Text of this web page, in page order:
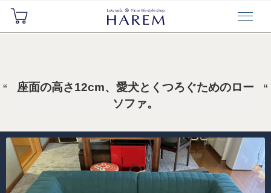
座面の高さ12cm、愛犬とくつろぐためのロー
ソファ。